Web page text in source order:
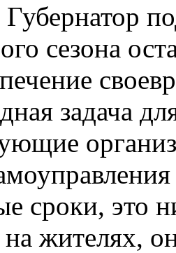
сезона
задача
сроки, это
на жителях,